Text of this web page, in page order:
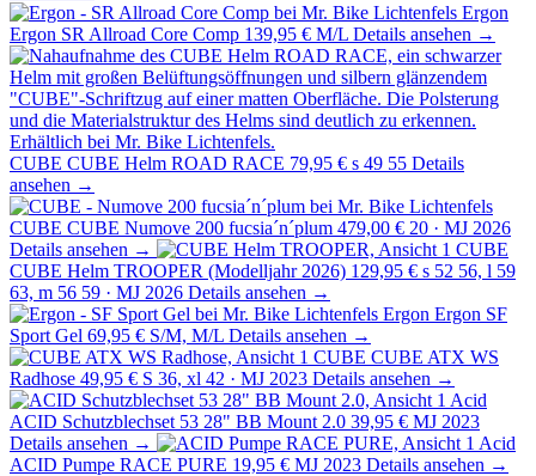
Ergon
Ergon SR Allroad Core Comp 139,95 € M/L Details ansehen →
CUBE CUBE Helm ROAD RACE 79,95 € s 49 55 Details
ansehen →
CUBE CUBE Numove 200 fucsia´n´plum 479,00 € 20 · MJ 2026
Details ansehen →
CUBE
CUBE Helm TROOPER (Modelljahr 2026) 129,95 € s 52 56, l 59
63, m 56 59 · MJ 2026 Details ansehen →
Ergon Ergon SF
Sport Gel 69,95 € S/M, M/L Details ansehen →
CUBE CUBE ATX WS
Radhose 49,95 € S 36, xl 42 · MJ 2023 Details ansehen →
Acid
ACID Schutzblechset 53 28" BB Mount 2.0 39,95 € MJ 2023
Details ansehen →
Acid
ACID Pumpe RACE PURE 19,95 € MJ 2023 Details ansehen →